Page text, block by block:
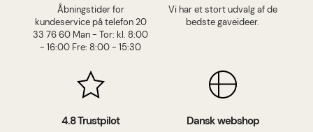
Åbningstider for
kundeservice på telefon 20
33 76 60 Man - Tor: kl. 8:00
- 16:00 Fre: 8:00 - 15:30
Vi har et stort udvalg af de
bedste gaveideer.
4.8 Trustpilot Dansk webshop